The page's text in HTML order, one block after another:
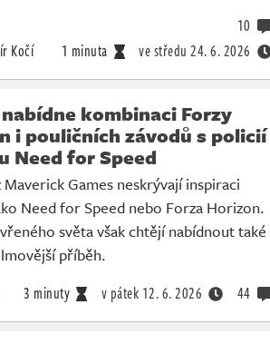
Kočí 1 minuta ve středu 24. 6. 2026
10
kombinaci Forzy
i pouličních závodů s policií
Need for Speed
Games neskrývají inspiraci
Need for Speed nebo Forza Horizon.
světa však chtějí nabídnout také
příběh.
3 minuty v pátek 12. 6. 2026 44